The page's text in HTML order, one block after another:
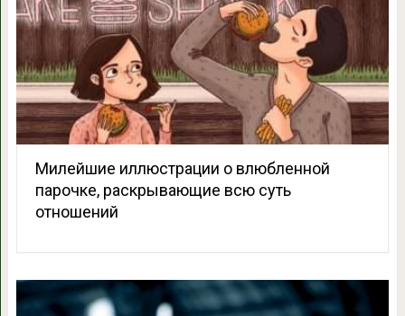
Милейшие иллюстрации о влюбленной
парочке, раскрывающие всю суть
отношений